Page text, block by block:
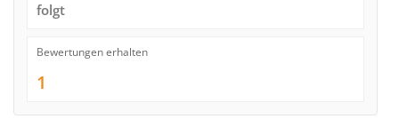
folgt
Bewertungen erhalten
1